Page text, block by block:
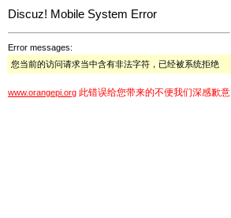
Discuz! Mobile System Error
Error messages:
您当前的访问请求当中含有非法字符，已经被系统拒绝
www.orangepi.org 此错误给您带来的不便我们深感歉意